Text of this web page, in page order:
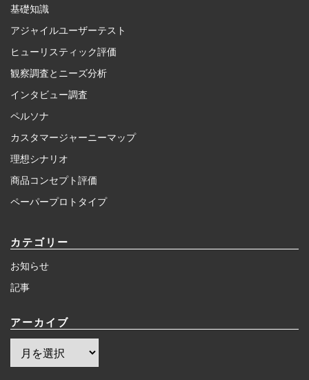
基礎知識
アジャイルユーザーテスト
ヒューリスティック評価
観察調査とニーズ分析
インタビュー調査
ペルソナ
カスタマージャーニーマップ
理想シナリオ
商品コンセプト評価
ペーパープロトタイプ
カテゴリー
お知らせ
記事
アーカイブ